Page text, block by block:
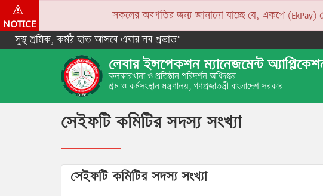
NOTICE
সকলের অবগতির জন্য জানানো যাচ্ছে যে, একপে (EkPay)
সুস্থ শ্রমিক, কর্মঠ হাত আসবে এবার নব প্রভাত”
লেবার ইন্সপেকশন ম্যানেজমেন্ট
কলকারখানা ও প্রতিষ্ঠান পরিদর্শন অধিদপ্তর
শ্রম ও কর্মসংস্থান মন্ত্রণালয়, গণপ্রজাতন্ত্রী বাংলাদেশ সরকার
সেইফটি কমিটির সদস্য সংখ্যা
সেইফটি কমিটির সদস্য সংখ্যা